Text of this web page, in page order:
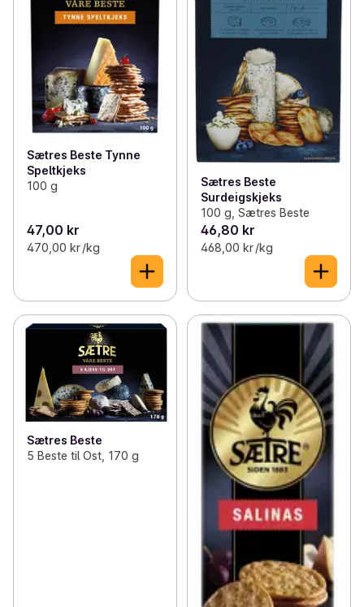
Donuts og muffins
(95)
Kjeks til ost(26)
Sætres Beste Tynne
Speltkjeks
100 g
47,00 kr
470,00 kr /kg
Sætres Beste
Surdeigskjeks
100 g, Sætres Beste
46,80 kr
468,00 kr /kg
Sætres Beste
5 Beste til Ost, 170 g